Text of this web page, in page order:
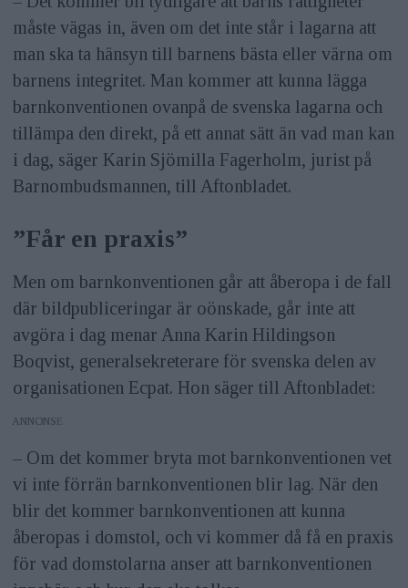
måste vägas in, även om det inte står i lagarna att
man ska ta hänsyn till barnens bästa eller värna om
barnens integritet. Man kommer att kunna lägga
barnkonventionen ovanpå de svenska lagarna och
tillämpa den direkt, på ett annat sätt än vad man kan
i dag, säger Karin Sjömilla Fagerholm, jurist på
Barnombudsmannen, till Aftonbladet.
”Får en praxis”
Men om barnkonventionen går att åberopa i de fall
där bildpubliceringar är oönskade, går inte att
avgöra i dag menar Anna Karin Hildingson
Boqvist, generalsekreterare för svenska delen av
organisationen Ecpat. Hon säger till Aftonbladet:
ANNONS
– Om det kommer bryta mot barnkonventionen vet
vi inte förrän barnkonventionen blir lag. När den
blir det kommer barnkonventionen att kunna
åberopas i domstol, och vi kommer då få en praxis
för vad domstolarna anser att barnkonventionen